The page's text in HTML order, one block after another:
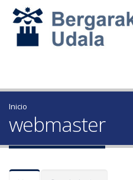
Inicio
webmaster